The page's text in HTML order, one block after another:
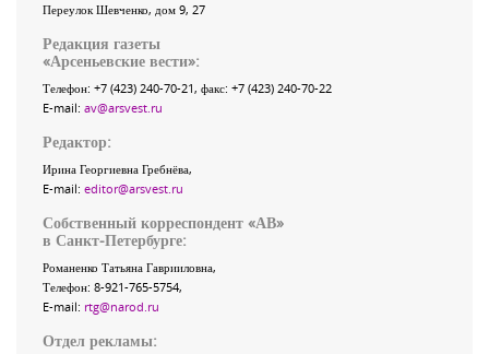
Переулок Шевченко, дом 9, 27
Редакция газеты
«Арсеньевские вести»:
Телефон: +7 (423) 240-70-21, факс: +7 (423) 240-70-22
E-mail: av@arsvest.ru
Редактор:
Ирина Георгиевна Гребнёва,
E-mail: editor@arsvest.ru
Собственный корреспондент «АВ»
в Санкт-Петербурге:
Романенко Татьяна Гаврииловна,
Телефон: 8-921-765-5754,
E-mail: rtg@narod.ru
Отдел рекламы: